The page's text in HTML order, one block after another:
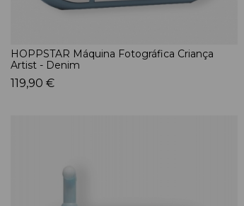
HOPPSTAR Máquina Fotográfica Criança
Artist - Denim
119,90 €